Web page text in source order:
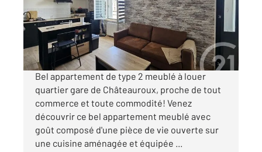
Appartement T2 à louer
550 €
par mois charges comprises
Bel appartement de type 2 meublé à louer
quartier gare de Châteauroux, proche de tout
commerce et toute commodité! Venez
découvrir ce bel appartement meublé avec
goût composé d'une pièce de vie ouverte sur
une cuisine aménagée et équipée ...